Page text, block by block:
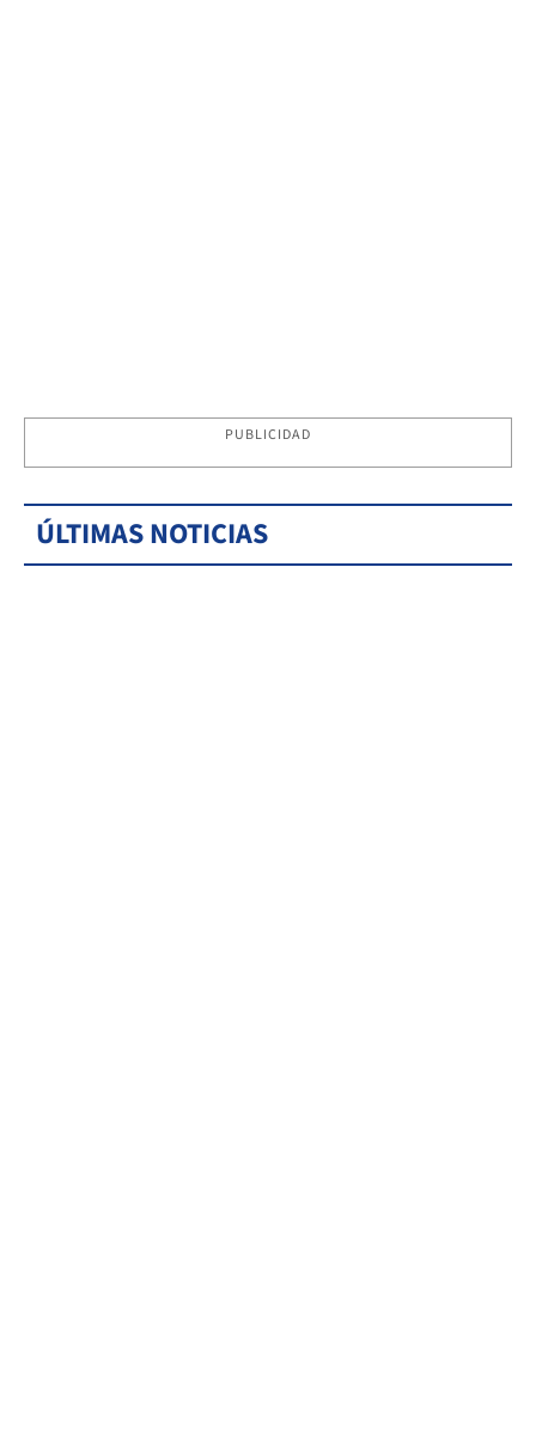
PUBLICIDAD
ÚLTIMAS NOTICIAS